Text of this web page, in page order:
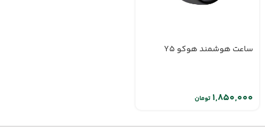
ساعت هوشمند هوکو Y5
تومان